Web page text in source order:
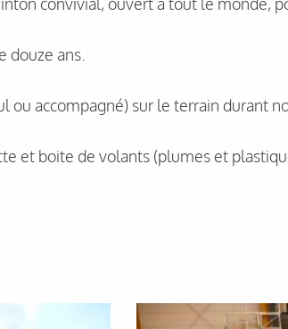
douze ans.
ou accompagné) sur le terrain durant
et boite de volants (plumes et